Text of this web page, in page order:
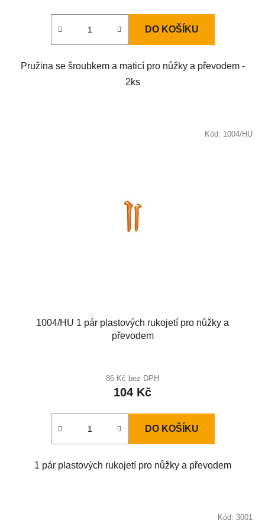
DO KOŠÍKU
Pružina se šroubkem a maticí pro nůžky a převodem -
2ks
1004/HU 1 pár plastových rukojetí pro nůžky a
převodem
86 Kč bez DPH
104 Kč
DO KOŠÍKU
1 pár plastových rukojetí pro nůžky a převodem
Kód: 1004/HU
Kód: 3001